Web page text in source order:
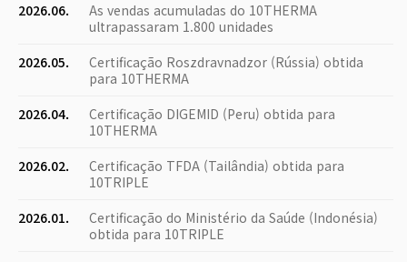
2026.06.
As vendas acumuladas do 10THERMA
ultrapassaram 1.800 unidades
2026.05.
Certificação Roszdravnadzor (Rússia) obtida
para 10THERMA
2026.04.
Certificação DIGEMID (Peru) obtida para
10THERMA
2026.02.
Certificação TFDA (Tailândia) obtida para
10TRIPLE
2026.01.
Certificação do Ministério da Saúde (Indonésia)
obtida para 10TRIPLE